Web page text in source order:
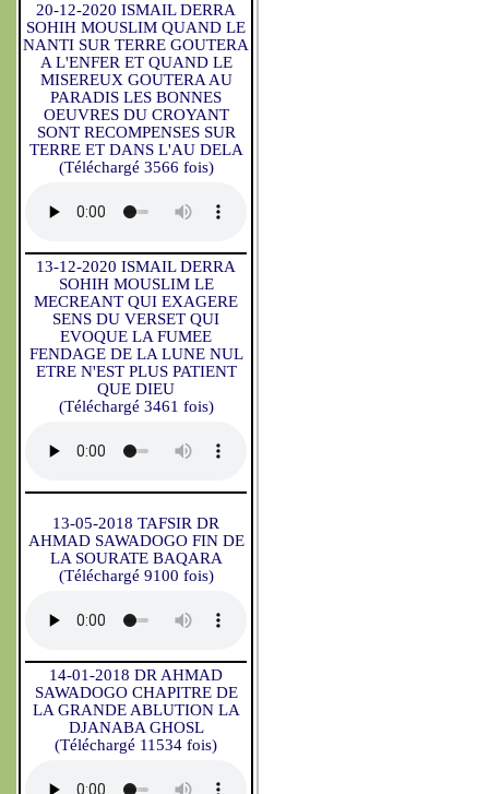
20-12-2020 ISMAIL DERRA
SOHIH MOUSLIM QUAND LE
NANTI SUR TERRE GOUTERA
A L'ENFER ET QUAND LE
MISEREUX GOUTERA AU
PARADIS LES BONNES
OEUVRES DU CROYANT
SONT RECOMPENSES SUR
TERRE ET DANS L'AU DELA
(Téléchargé 3566 fois)
13-12-2020 ISMAIL DERRA
SOHIH MOUSLIM LE
MECREANT QUI EXAGERE
SENS DU VERSET QUI
EVOQUE LA FUMEE
FENDAGE DE LA LUNE NUL
ETRE N'EST PLUS PATIENT
QUE DIEU
(Téléchargé 3461 fois)
13-05-2018 TAFSIR DR
AHMAD SAWADOGO FIN DE
LA SOURATE BAQARA
(Téléchargé 9100 fois)
14-01-2018 DR AHMAD
SAWADOGO CHAPITRE DE
LA GRANDE ABLUTION LA
DJANABA GHOSL
(Téléchargé 11534 fois)